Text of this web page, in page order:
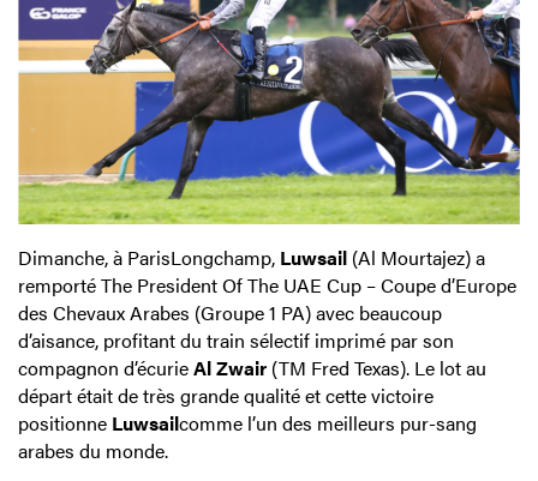
Dimanche, à ParisLongchamp, Luwsail (Al Mourtajez) a
remporté The President Of The UAE Cup – Coupe d’Europe
des Chevaux Arabes (Groupe 1 PA) avec beaucoup
d’aisance, profitant du train sélectif imprimé par son
compagnon d’écurieAl Zwair (TM Fred Texas). Le lot au
départ était de très grande qualité et cette victoire
positionne Luwsailcomme l’un des meilleurs pur-sang
arabes du monde.